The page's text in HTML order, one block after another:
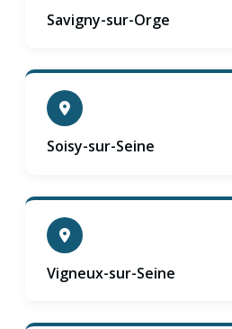
Savigny-sur-Orge
Soisy-sur-Seine
Vigneux-sur-Seine